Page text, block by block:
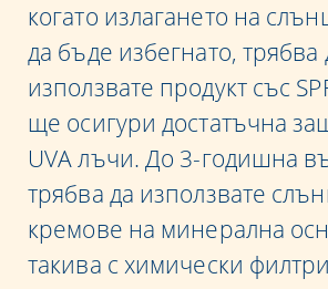
когато излагането на
да бъде избегнато, трябва
използвате продукт със
ще осигури достатъчна
UVA лъчи. До 3-годишна
трябва да използвате
кремове на минерална
такива с химически